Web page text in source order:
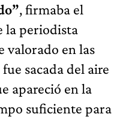
, firmaba el
la periodista
valorado en las
sacada del aire
apareció en la
suficiente para